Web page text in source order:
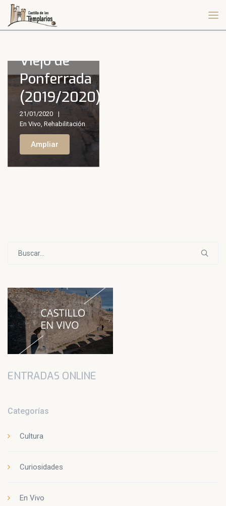
y puesta
en uso del
Viejo de
Ponferrada
(2019/2020)
21/01/2020
En Vivo, Rehabilitación
Ampliar
ENTRADAS ONLINE
Categorías
Cultura
Curiosidades
En Vivo